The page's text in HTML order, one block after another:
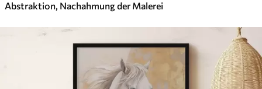
Abstraktion, Nachahmung der Malerei